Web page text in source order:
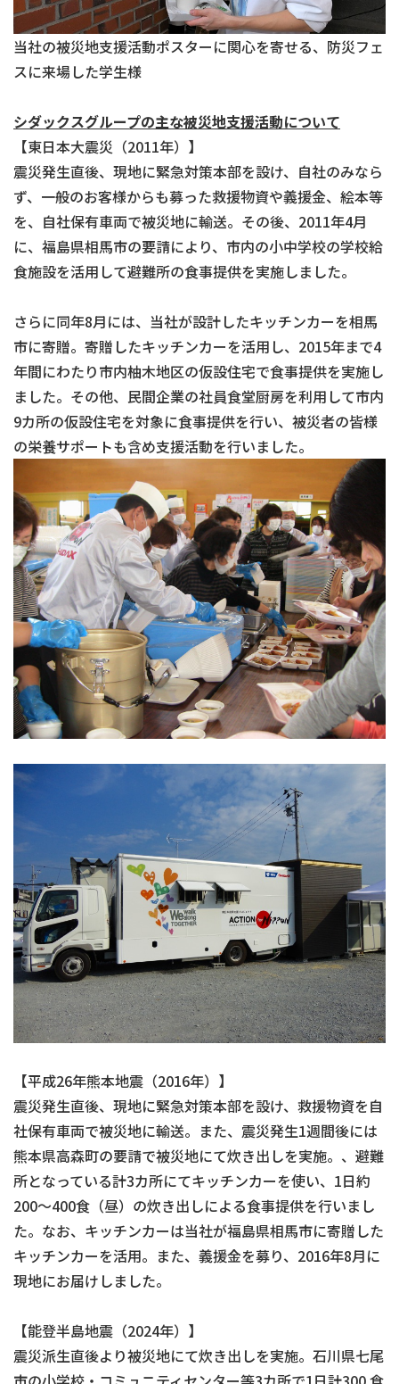
当社の被災地支援活動ポスターに関心を寄せる、防災フェ
スに来場した学生様
シダックスグループの主な被災地支援活動について
【東日本大震災（2011年）】
震災発生直後、現地に緊急対策本部を設け、自社のみなら
ず、一般のお客様からも募った救援物資や義援金、絵本等
を、自社保有車両で被災地に輸送。その後、2011年4月
に、福島県相馬市の要請により、市内の小中学校の学校給
食施設を活用して避難所の食事提供を実施しました。
さらに同年8月には、当社が設計したキッチンカーを相馬
市に寄贈。寄贈したキッチンカーを活用し、2015年まで4
年間にわたり市内柚木地区の仮設住宅で食事提供を実施し
ました。その他、民間企業の社員食堂厨房を利用して市内
9カ所の仮設住宅を対象に食事提供を行い、被災者の皆様
の栄養サポートも含め支援活動を行いました。
【平成26年熊本地震（2016年）】
震災発生直後、現地に緊急対策本部を設け、救援物資を自
社保有車両で被災地に輸送。また、震災発生1週間後には
熊本県高森町の要請で被災地にて炊き出しを実施。、避難
所となっている計3カ所にてキッチンカーを使い、1日約
200～400食（昼）の炊き出しによる食事提供を行いまし
た。なお、キッチンカーは当社が福島県相馬市に寄贈した
キッチンカーを活用。また、義援金を募り、2016年8月に
現地にお届けしました。
【能登半島地震（2024年）】
震災派生直後より被災地にて炊き出しを実施。石川県七尾